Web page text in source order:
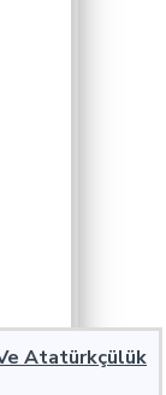
Atatürkçülük